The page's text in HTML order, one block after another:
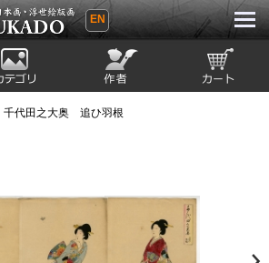
本画・浮世
EN
千代田之大奥 追ひ羽根